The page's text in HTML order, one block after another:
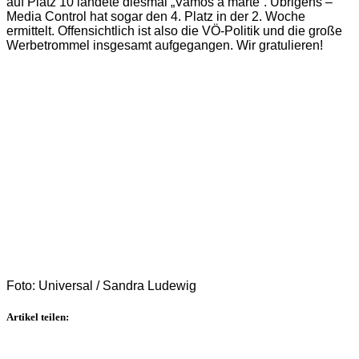
Media Control hat sogar den 4. Platz in der 2. Woche
ermittelt. Offensichtlich ist also die VÖ-Politik und die große
Werbetrommel insgesamt aufgegangen. Wir gratulieren!
Foto: Universal / Sandra Ludewig
Artikel teilen: